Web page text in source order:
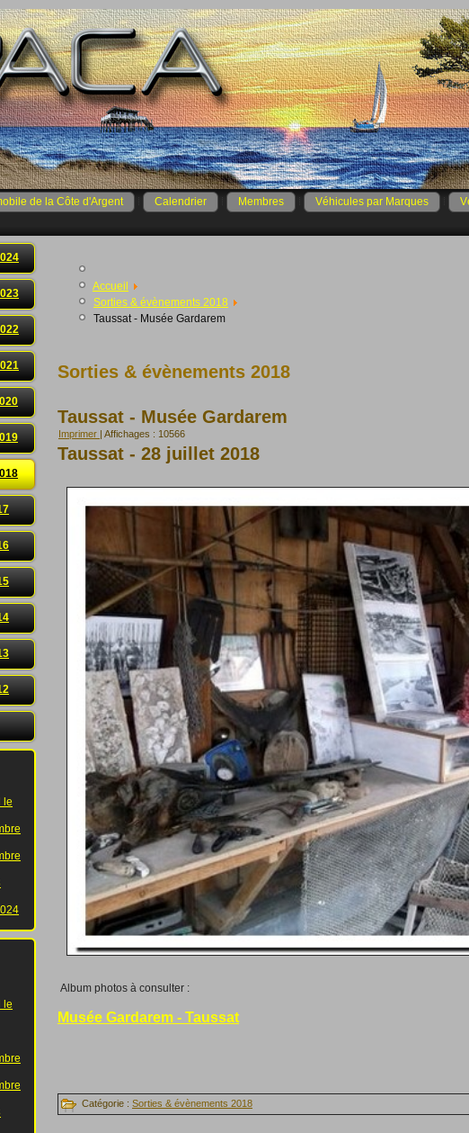
de la Côte d'Argent Calendrier Membres Véhicules par Marques
le
le
Accueil
Sorties & évènements 2018
Taussat - Musée Gardarem
Sorties & évènements 2018
Taussat - Musée Gardarem
Imprimer | Affichages : 10566
Taussat - 28 juillet 2018
Album photos à consulter :
Musée Gardarem - Taussat
Catégorie : Sorties & évènements 2018